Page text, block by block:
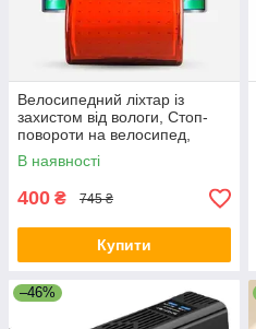
Велосипедний ліхтар із
захистом від вологи, Стоп-
повороти на велосипед,
Мигалка велосипедна AR-40
В наявності
400 ₴ 745 ₴
Купити
–46%